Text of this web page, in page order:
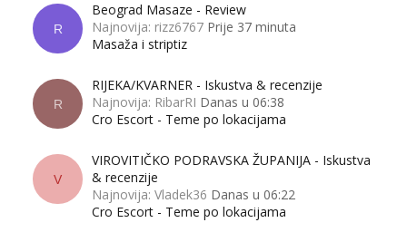
R
Beograd Masaze - Review
Najnovija: rizz6767 Prije 37 minuta
Masaža i striptiz
R
RIJEKA/KVARNER - Iskustva & recenzije
Najnovija: RibarRI Danas u 06:38
Cro Escort - Teme po lokacijama
V
VIROVITIČKO PODRAVSKA ŽUPANIJA - Iskustva
& recenzije
Najnovija: Vladek36 Danas u 06:22
Cro Escort - Teme po lokacijama